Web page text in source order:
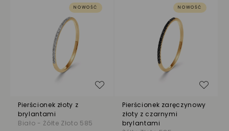
NOWOŚĆ
Pierścionek złoty z
brylantami
Biało - Żółte Złoto 585
Dodaj do listy życzeń
NOWOŚĆ
Pierścionek zaręczynowy
złoty z czarnymi
brylantami